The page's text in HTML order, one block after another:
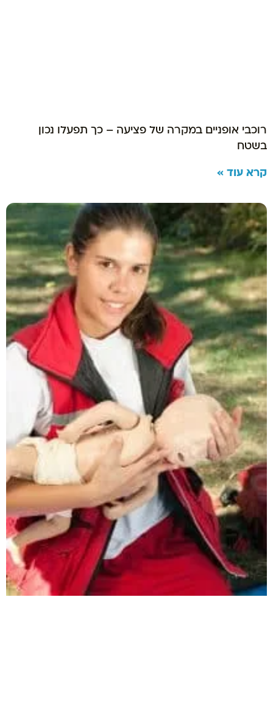
רוכבי אופניים במקרה של פציעה – כך תפעלו נכון
בשטח
קרא עוד »